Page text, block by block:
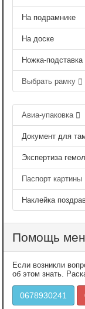
На подрамнике
На доске
Ножка-подставка
Выбрать рамку
Авиа-упаковка
Документ для
Экспертиза
Паспорт картины
Наклейка
Помощь
Если возникли
об этом знать.
0678930241